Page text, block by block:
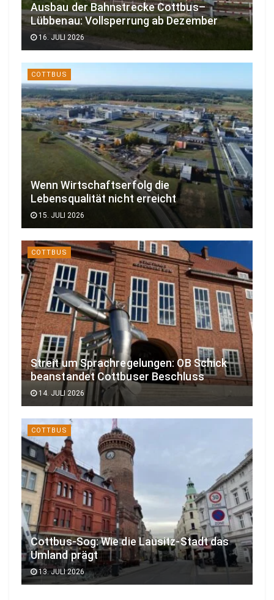
Ausbau der Bahnstrecke Cottbus–
Lübbenau: Vollsperrung ab Dezember
16. JULI 2026
COTTBUS
Wenn Wirtschaftserfolg die
Lebensqualität nicht erreicht
15. JULI 2026
COTTBUS
Streit um Sprachregelungen: OB Schick
beanstandet Cottbuser Beschluss
14. JULI 2026
COTTBUS
Cottbus-Sog: Wie die Lausitz-Stadt das
Umland prägt
13. JULI 2026